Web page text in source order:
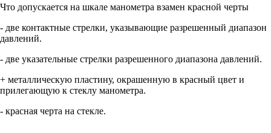
Что допускается на шкале манометра взамен красной черты
- две контактные стрелки, указывающие разрешенный диапазон
давлений.
- две указательные стрелки разрешенного диапазона давлений.
+ металлическую пластину, окрашенную в красный цвет и
прилегающую к стеклу манометра.
- красная черта на стекле.